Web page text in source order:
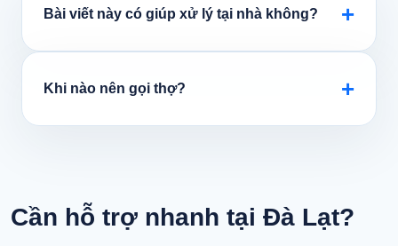
Bài viết này có giúp xử lý tại nhà không? +
Khi nào nên gọi thợ? +
Cần hỗ trợ nhanh tại Đà Lạt?